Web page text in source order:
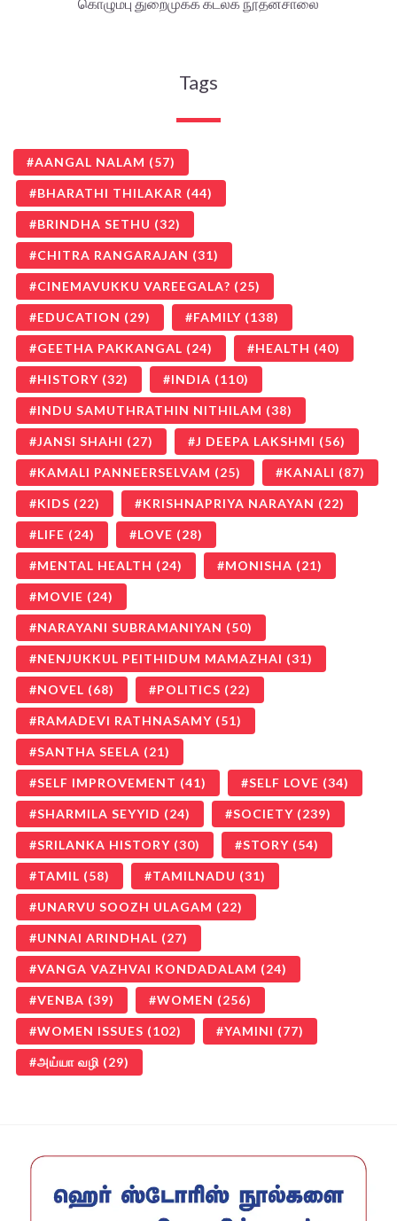
Tags
AANGAL NALAM (57)
BHARATHI THILAKAR (44)
BRINDHA SETHU (32)
CHITRA RANGARAJAN (31)
CINEMAVUKKU VAREEGALA? (25)
EDUCATION (29) FAMILY (138)
GEETHA PAKKANGAL (24) HEALTH (40)
HISTORY (32) INDIA (110)
INDU SAMUTHRATHIN NITHILAM (38)
JANSI SHAHI (27) J DEEPA LAKSHMI (56)
KAMALI PANNEERSELVAM (25) KANALI (87)
KIDS (22) KRISHNAPRIYA NARAYAN (22)
LIFE (24) LOVE (28)
MENTAL HEALTH (24) MONISHA (21)
MOVIE (24)
NARAYANI SUBRAMANIYAN (50)
NENJUKKUL PEITHIDUM MAMAZHAI (31)
NOVEL (68) POLITICS (22)
RAMADEVI RATHNASAMY (51)
SANTHA SEELA (21)
SELF IMPROVEMENT (41) SELF LOVE (34)
SHARMILA SEYYID (24) SOCIETY (239)
SRILANKA HISTORY (30) STORY (54)
TAMIL (58) TAMILNADU (31)
UNARVU SOOZH ULAGAM (22)
UNNAI ARINDHAL (27)
VANGA VAZHVAI KONDADALAM (24)
VENBA (39) WOMEN (256)
WOMEN ISSUES (102) YAMINI (77)
அய்யா வழி (29)